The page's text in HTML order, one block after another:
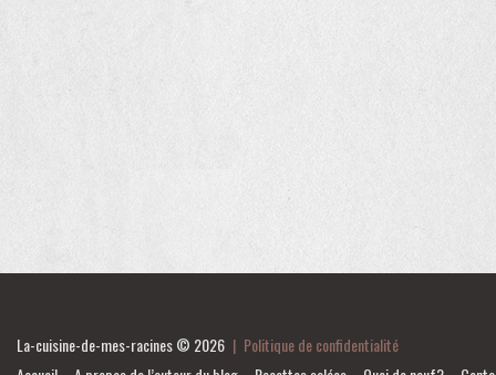
La-cuisine-de-mes-racines© 2026 | Politique de confidentialité